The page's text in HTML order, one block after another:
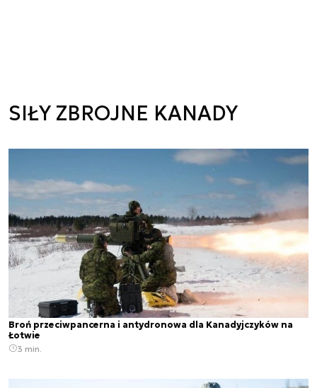
SIŁY ZBROJNE KANADY
Broń przeciwpancerna i antydronowa dla Kanadyjczyków na
Łotwie
3 min.